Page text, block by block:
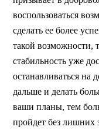
воспользоваться
сделать ее более
такой возможности,
стабильность уже
останавливаться на
дальше и делать
ваши планы, тем
пройдет без лишних